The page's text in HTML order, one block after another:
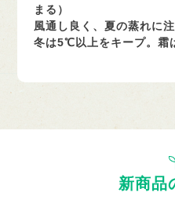
まる）
風通し良く、夏の蒸れに注
冬は5℃以上をキープ。霜
新商品